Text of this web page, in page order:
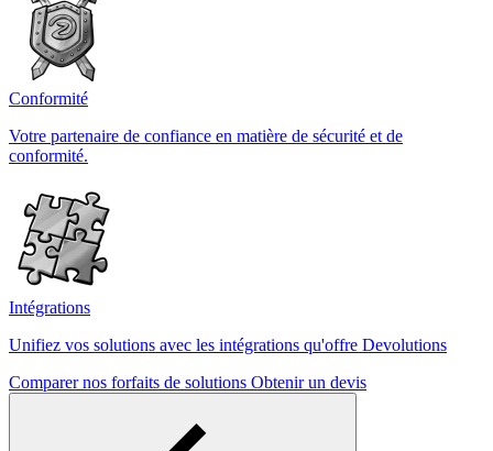
Conformité
Votre partenaire de confiance en matière de sécurité et de
conformité.
Intégrations
Unifiez vos solutions avec les intégrations qu'offre Devolutions
Comparer nos forfaits de solutions Obtenir un devis